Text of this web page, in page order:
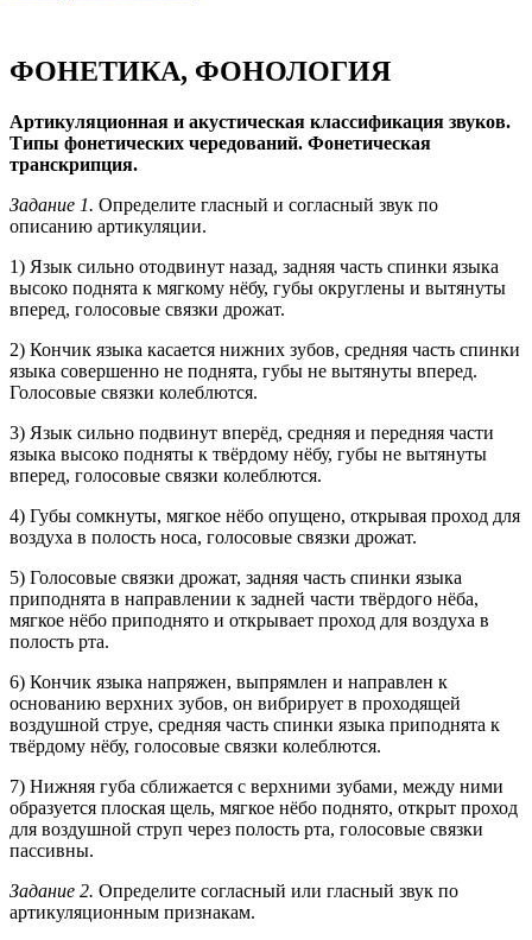
ФОНЕТИКА, ФОНОЛОГИЯ
Артикуляционная и акустическая классификация звуков.
Типы фонетических чередований. Фонетическая
транскрипция.
Задание 1. Определите гласный и согласный звук по
описанию артикуляции.
1) Язык сильно отодвинут назад, задняя часть спинки языка
высоко поднята к мягкому нёбу, губы округлены и вытянуты
вперед, голосовые связки дрожат.
2) Кончик языка касается нижних зубов, средняя часть спинки
языка совершенно не поднята, губы не вытянуты вперед.
Голосовые связки колеблются.
3) Язык сильно подвинут вперёд, средняя и передняя части
языка высоко подняты к твёрдому нёбу, губы не вытянуты
вперед, голосовые связки колеблются.
4) Губы сомкнуты, мягкое нёбо опущено, открывая проход для
воздуха в полость носа, голосовые связки дрожат.
5) Голосовые связки дрожат, задняя часть спинки языка
приподнята в направлении к задней части твёрдого нёба,
мягкое нёбо приподнято и открывает проход для воздуха в
полость рта.
6) Кончик языка напряжен, выпрямлен и направлен к
основанию верхних зубов, он вибрирует в проходящей
воздушной струе, средняя часть спинки языка приподнята к
твёрдому нёбу, голосовые связки колеблются.
7) Нижняя губа сближается с верхними зубами, между ними
образуется плоская щель, мягкое нёбо поднято, открыт проход
для воздушной струп через полость рта, голосовые связки
пассивны.
Задание 2. Определите согласный или гласный звук по
артикуляционным признакам.